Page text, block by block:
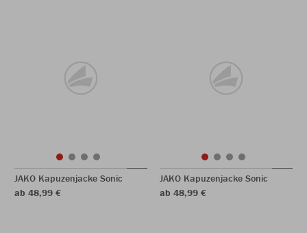
JAKO Kapuzenjacke Sonic
ab 48,99 €
JAKO Kapuzenjacke Sonic
ab 48,99 €